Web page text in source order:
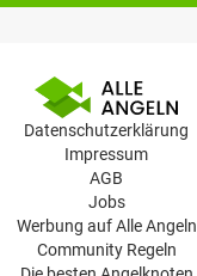
Datenschutzerklärung
Impressum
AGB
Jobs
Werbung auf Alle Angeln
Community Regeln